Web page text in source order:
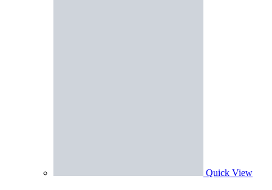
Quick View